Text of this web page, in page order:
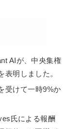
AIが、中央集権
明しました。
受けて一時9%か
氏による報酬